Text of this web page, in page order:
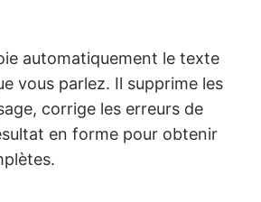
automatiquement le texte
vous parlez. Il supprime les
corrige les erreurs de
en forme pour obtenir